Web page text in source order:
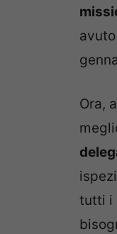
Ora,
tutti i